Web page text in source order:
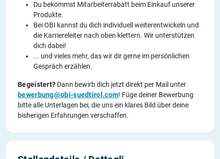
Du bekommst Mitarbeiterrabatt beim Einkauf unserer
Produkte.
Bei OBI kannst du dich individuell weiterentwickeln und
die Karriereleiter nach oben klettern. Wir unterstützen
dich dabei!
... und vieles mehr, das wir dir gerne im persönlichen
Gespräch erzählen.
Begeistert? Dann bewirb dich jetzt direkt per Mail unter
bewerbung@obi-suedtirol.com! Füge deiner Bewerbung
bitte alle Unterlagen bei, die uns ein klares Bild über deine
bisherigen Erfahrungen verschaffen.